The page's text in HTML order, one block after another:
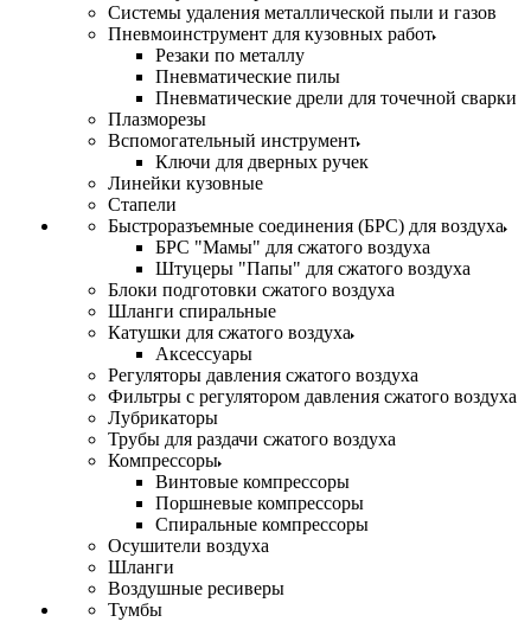
Системы удаления металлической пыли и газов
Пневмоинструмент для кузовных работ
Резаки по металлу
Пневматические пилы
Пневматические дрели для точечной сварки
Плазморезы
Вспомогательный инструмент
Ключи для дверных ручек
Линейки кузовные
Стапели
Быстроразъемные соединения (БРС) для воздуха
БРС "Мамы" для сжатого воздуха
Штуцеры "Папы" для сжатого воздуха
Блоки подготовки сжатого воздуха
Шланги спиральные
Катушки для сжатого воздуха
Аксессуары
Регуляторы давления сжатого воздуха
Фильтры с регулятором давления сжатого воздуха
Лубрикаторы
Трубы для раздачи сжатого воздуха
Компрессоры
Винтовые компрессоры
Поршневые компрессоры
Спиральные компрессоры
Осушители воздуха
Шланги
Воздушные ресиверы
Тумбы